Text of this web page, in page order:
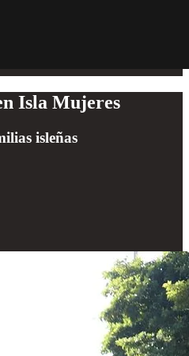
Isla Mujeres
isleñas